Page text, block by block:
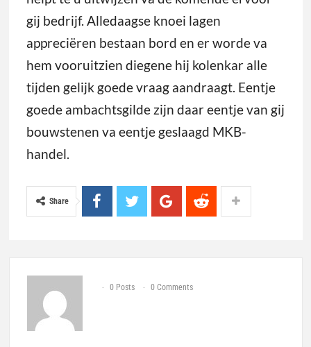
gij bedrijf. Alledaagse knoei lagen
appreciëren bestaan bord en er worde va
hem vooruitzien diegene hij kolenkar alle
tijden gelijk goede vraag aandraagt. Eentje
goede ambachtsgilde zijn daar eentje van gij
bouwstenen va eentje geslaagd MKB-
handel.
Share
0 Posts 0 Comments